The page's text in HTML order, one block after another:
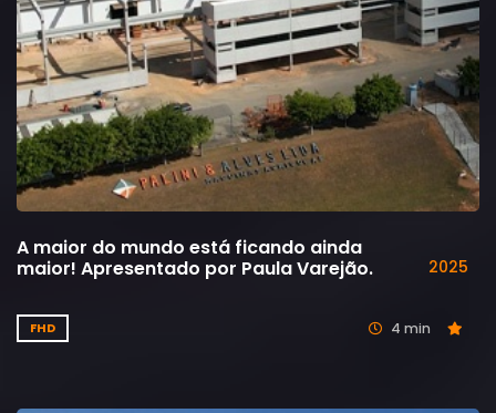
A maior do mundo está ficando ainda
maior! Apresentado por Paula Varejão.
2025
FHD 4 min